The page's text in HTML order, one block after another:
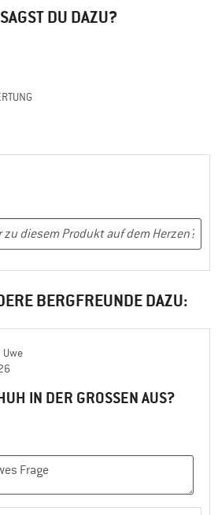
DU DAZU?
BERGFREUNDE DAZU:
Uwe
IN DER GROSSEN AUS?